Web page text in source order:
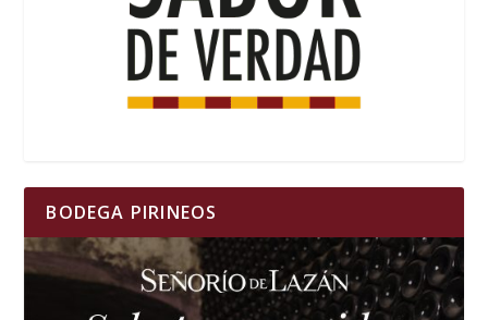
BODEGA PIRINEOS